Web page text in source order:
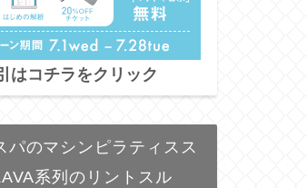
はコチラをクリック
パのマシンピラティスス
系列のリントスル